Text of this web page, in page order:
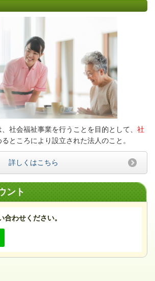
社会福祉事業を行うことを目的として、 社
ところにより設立された法人のこと。
詳しくはこちら
ント
合わせください。